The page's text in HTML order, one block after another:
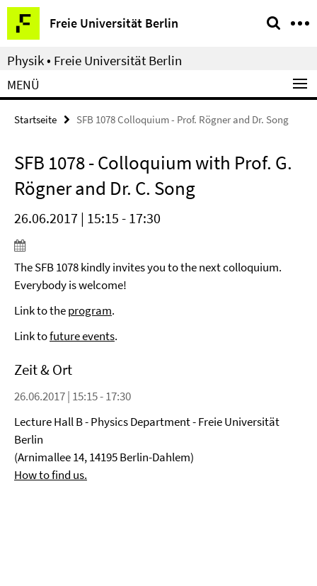
Springe
direkt
zu
Inhalt
Freie Universität Berlin
Service-
Navigation
Physik • Freie Universität Berlin
MENÜ
Startseite SFB 1078 Colloquium - Prof. Rögner and Dr. Song
SFB 1078 - Colloquium with Prof. G.
Rögner and Dr. C. Song
26.06.2017 | 15:15 - 17:30
The SFB 1078 kindly invites you to the next colloquium.
Everybody is welcome!
Link to theprogram.
Link tofuture events.
Zeit & Ort
26.06.2017 | 15:15 - 17:30
Lecture Hall B - Physics Department - Freie Universität
Berlin
(Arnimallee 14, 14195 Berlin-Dahlem)
How to find us.